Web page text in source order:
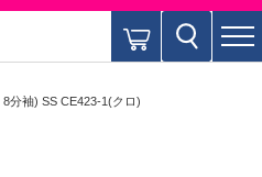
分袖) SS CE423-1(クロ)